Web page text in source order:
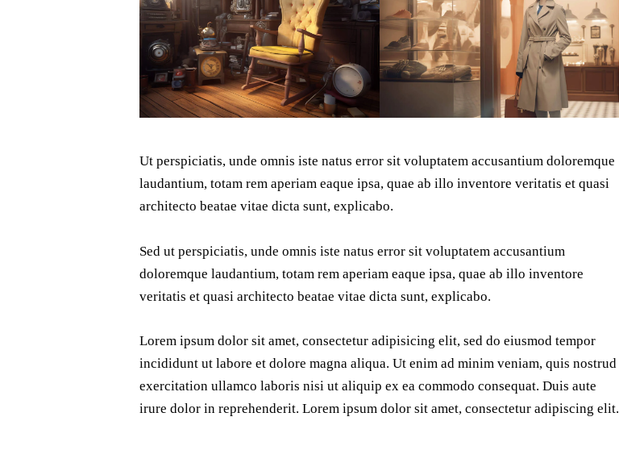
Ut perspiciatis, unde omnis iste natus error sit voluptatem accusantium doloremque
laudantium, totam rem aperiam eaque ipsa, quae ab illo inventore veritatis et quasi
architecto beatae vitae dicta sunt, explicabo.
Sed ut perspiciatis, unde omnis iste natus error sit voluptatem accusantium
doloremque laudantium, totam rem aperiam eaque ipsa, quae ab illo inventore
veritatis et quasi architecto beatae vitae dicta sunt, explicabo.
Lorem ipsum dolor sit amet, consectetur adipisicing elit, sed do eiusmod tempor
incididunt ut labore et dolore magna aliqua. Ut enim ad minim veniam, quis nostrud
exercitation ullamco laboris nisi ut aliquip ex ea commodo consequat. Duis aute
irure dolor in reprehenderit. Lorem ipsum dolor sit amet, consectetur adipiscing elit.